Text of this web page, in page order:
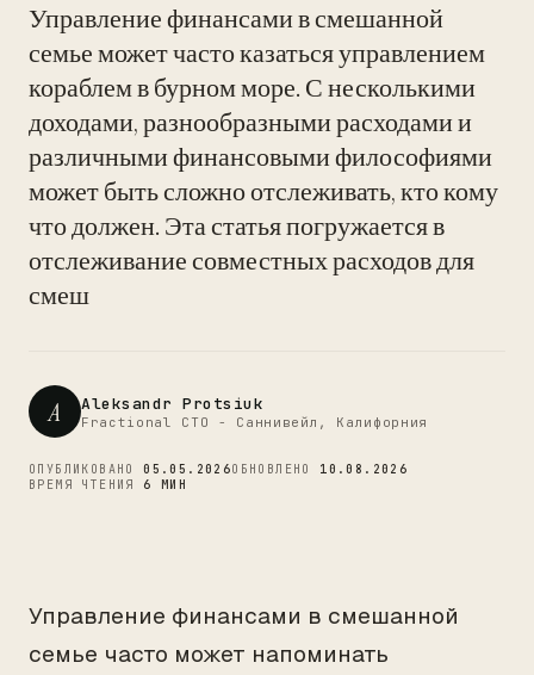
Управление финансами в смешанной
семье может часто казаться управлением
кораблем в бурном море. С несколькими
доходами, разнообразными расходами и
различными финансовыми философиями
может быть сложно отслеживать, кто кому
что должен. Эта статья погружается в
отслеживание совместных расходов для
смеш
A Aleksandr Protsiuk
Fractional CTO - Саннивейл, Калифорния
ОПУБЛИКОВАНО05.05.2026ОБНОВЛЕНО 10.08.2026
ВРЕМЯ ЧТЕНИЯ 6 МИН
Управление финансами в смешанной
семье часто может напоминать